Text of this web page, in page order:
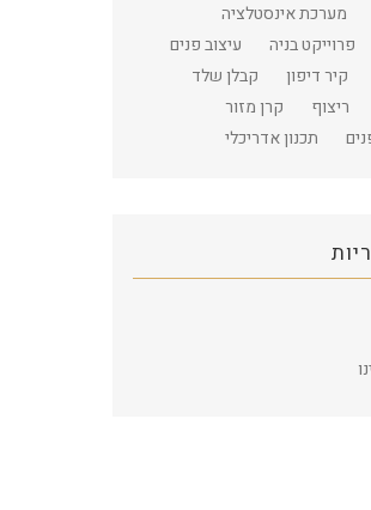
מערכת אינסטלציה
עיצוב פנים
פרוייקט בניה
קבלן שלד
קיר דיפון
קרן מזור
ריצוף
תכנון אדריכלי